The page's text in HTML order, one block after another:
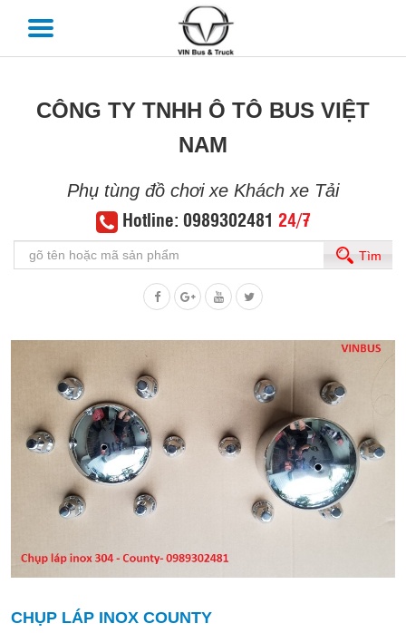
CÔNG TY TNHH Ô TÔ BUS VIỆT
NAM
Phụ tùng đồ chơi xe Khách xe Tải
Hotline: 0989302481 24/7
Tìm
CHỤP LÁP INOX COUNTY